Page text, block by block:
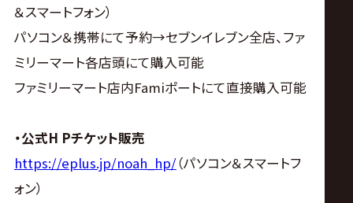
＆スマートフォン）
パソコン＆携帯にて予約→セブンイレブン全店、ファ
ミリーマート各店頭にて購入可能
ファミリーマート店内Famiポートにて直接購入可能
・公式H Pチケット販売
https://eplus.jp/noah_hp/（パソコン＆スマートフ
ォン）